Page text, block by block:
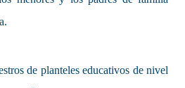
de planteles educativos de nivel